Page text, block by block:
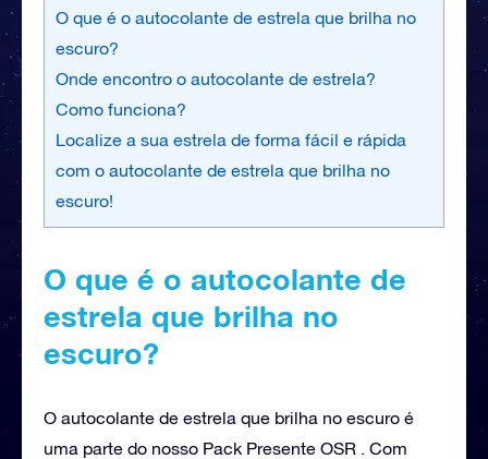
O que é o autocolante de estrela que brilha no
escuro?
Onde encontro o autocolante de estrela?
Como funciona?
Localize a sua estrela de forma fácil e rápida
com o autocolante de estrela que brilha no
escuro!
O que é o autocolante de
estrela que brilha no
escuro?
O autocolante de estrela que brilha no escuro é
uma parte do nosso Pack Presente OSR . Com